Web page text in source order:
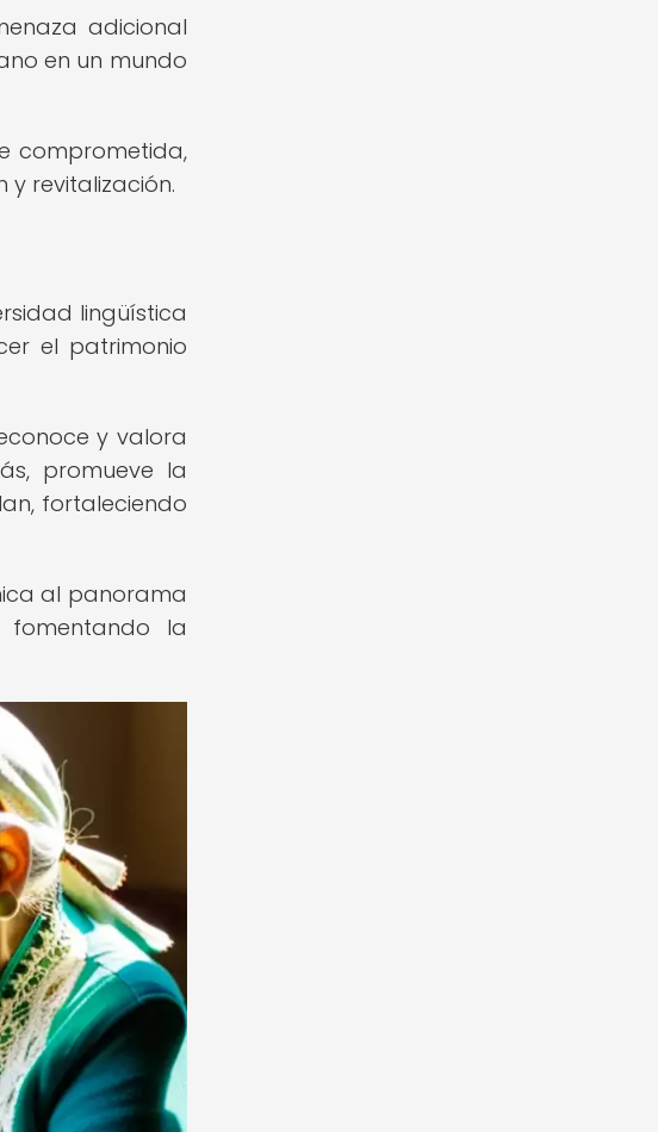
adicional
en un mundo
comprometida,
revitalización.
lingüística
el patrimonio
y valora
promueve la
fortaleciendo
al panorama
fomentando la